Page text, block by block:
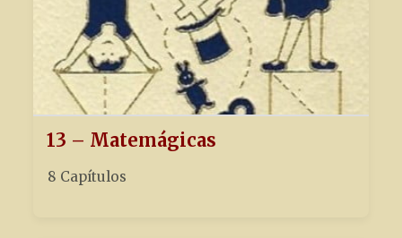
13 – Matemágicas
8 Capítulos